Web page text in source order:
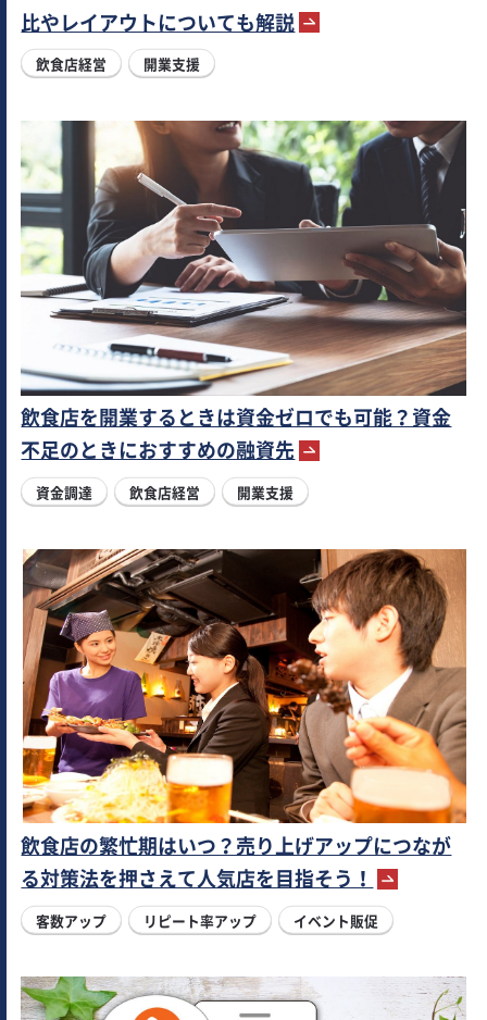
比やレイアウトについても解説
飲食店経営 開業支援
飲食店を開業するときは資金ゼロでも可能？資金
不足のときにおすすめの融資先
資金調達 飲食店経営 開業支援
飲食店の繁忙期はいつ？売り上げアップにつなが
る対策法を押さえて人気店を目指そう！
客数アップ リピート率アップ イベント販促